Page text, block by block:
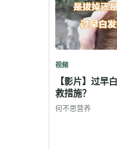
视频
【影片】过早
救措施？
何不思营养